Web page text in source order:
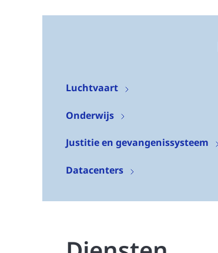
Luchtvaart
Onderwijs
Justitie en gevangenissysteem
Datacenters